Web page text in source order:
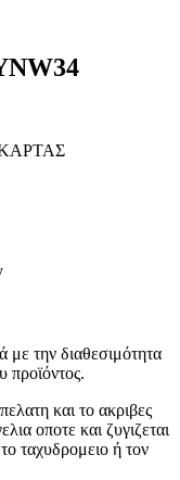
με την διαθεσιμότητα
προϊόντος.
και το ακριβες
οποτε και ζυγιζεται
ταχυδρομειο ή τον